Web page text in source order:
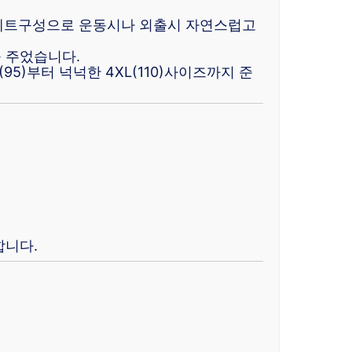
구성으로 운동시나 외출시 자연스럽고
주었습니다.
부터 넉넉한 4XL(110)사이즈까지 준
니다.